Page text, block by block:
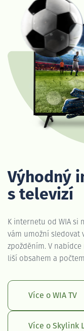
Výhodný
s televizí
K internetu od WIA si
vám umožní sledovat
zpožděním. V nabídce
liší obsahem a
Více o WIA TV
Více o Skylink